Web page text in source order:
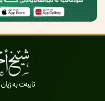
تایبەت بە ژیان